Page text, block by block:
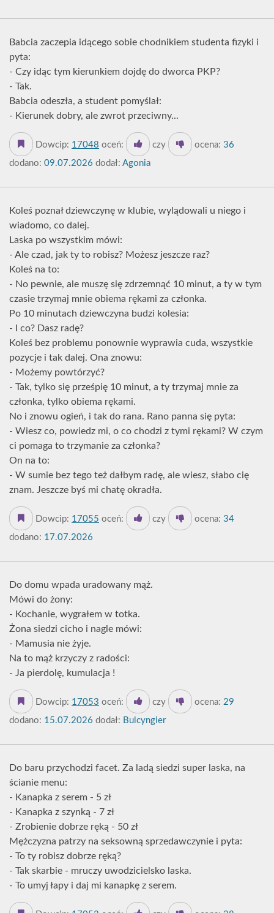
Babcia zaczepia idącego sobie chodnikiem studenta fizyki i
pyta:
- Czy idąc tym kierunkiem dojdę do dworca PKP?
- Tak.
Babcia odeszła, a student pomyślał:
- Kierunek dobry, ale zwrot przeciwny...
Dowcip: 17048 oceń: czy ocena: 36
dodano: 09.07.2026 dodał: Agonia
Koleś poznał dziewczynę w klubie, wylądowali u niego i
wiadomo, co dalej.
Laska po wszystkim mówi:
- Ale czad, jak ty to robisz? Możesz jeszcze raz?
Koleś na to:
- No pewnie, ale muszę się zdrzemnąć 10 minut, a ty w tym
czasie trzymaj mnie obiema rękami za członka.
Po 10 minutach dziewczyna budzi kolesia:
- I co? Dasz radę?
Koleś bez problemu ponownie wyprawia cuda, wszystkie
pozycje i tak dalej. Ona znowu:
- Możemy powtórzyć?
- Tak, tylko się prześpię 10 minut, a ty trzymaj mnie za
członka, tylko obiema rękami.
No i znowu ogień, i tak do rana. Rano panna się pyta:
- Wiesz co, powiedz mi, o co chodzi z tymi rękami? W czym
ci pomaga to trzymanie za członka?
On na to:
- W sumie bez tego też dałbym radę, ale wiesz, słabo cię
znam. Jeszcze byś mi chatę okradła.
Dowcip: 17055 oceń: czy ocena: 34
dodano: 17.07.2026
Do domu wpada uradowany mąż.
Mówi do żony:
- Kochanie, wygrałem w totka.
Żona siedzi cicho i nagle mówi:
- Mamusia nie żyje.
Na to mąż krzyczy z radości:
- Ja pierdolę, kumulacja !
Dowcip: 17053 oceń: czy ocena: 29
dodano: 15.07.2026 dodał: Bulcyngier
Do baru przychodzi facet. Za ladą siedzi super laska, na
ścianie menu:
- Kanapka z serem - 5 zł
- Kanapka z szynką - 7 zł
- Zrobienie dobrze ręką - 50 zł
Mężczyzna patrzy na seksowną sprzedawczynie i pyta:
- To ty robisz dobrze ręką?
- Tak skarbie - mruczy uwodzicielsko laska.
- To umyj łapy i daj mi kanapkę z serem.